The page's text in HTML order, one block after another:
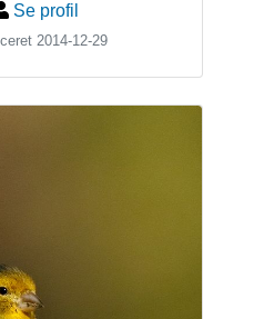
Se profil
2014-12-29